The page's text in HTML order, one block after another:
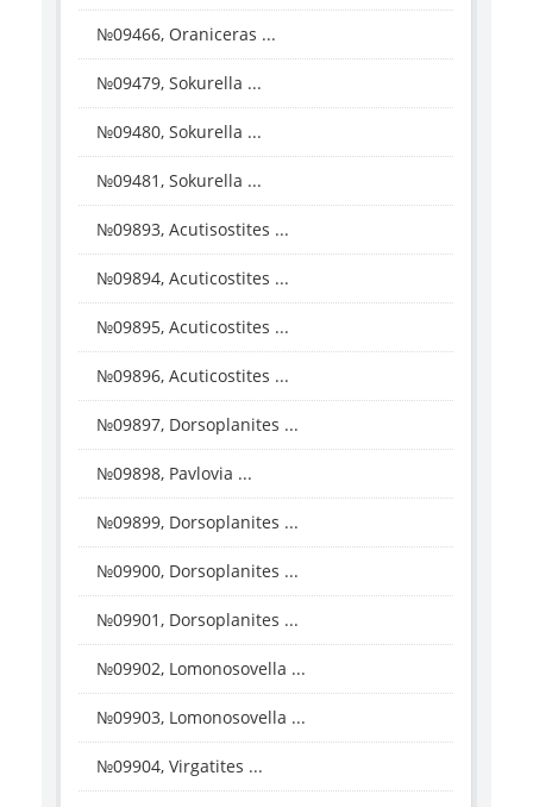
№09466, Oraniceras ...
№09479, Sokurella ...
№09480, Sokurella ...
№09481, Sokurella ...
№09893, Acutisostites ...
№09894, Acuticostites ...
№09895, Acuticostites ...
№09896, Acuticostites ...
№09897, Dorsoplanites ...
№09898, Pavlovia ...
№09899, Dorsoplanites ...
№09900, Dorsoplanites ...
№09901, Dorsoplanites ...
№09902, Lomonosovella ...
№09903, Lomonosovella ...
№09904, Virgatites ...